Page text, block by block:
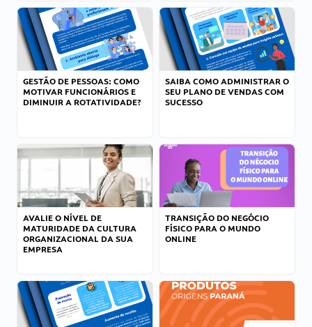
GESTÃO DE PESSOAS: COMO
MOTIVAR FUNCIONÁRIOS E
DIMINUIR A ROTATIVIDADE?
SAIBA COMO ADMINISTRAR O
SEU PLANO DE VENDAS COM
SUCESSO
AVALIE O NÍVEL DE
MATURIDADE DA CULTURA
ORGANIZACIONAL DA SUA
EMPRESA
TRANSIÇÃO DO NEGÓCIO
FÍSICO PARA O MUNDO
ONLINE